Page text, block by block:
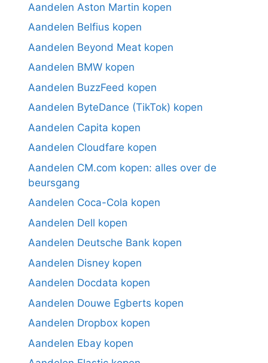
Aandelen Aston Martin kopen
Aandelen Belfius kopen
Aandelen Beyond Meat kopen
Aandelen BMW kopen
Aandelen BuzzFeed kopen
Aandelen ByteDance (TikTok) kopen
Aandelen Capita kopen
Aandelen Cloudfare kopen
Aandelen CM.com kopen: alles over de
beursgang
Aandelen Coca-Cola kopen
Aandelen Dell kopen
Aandelen Deutsche Bank kopen
Aandelen Disney kopen
Aandelen Docdata kopen
Aandelen Douwe Egberts kopen
Aandelen Dropbox kopen
Aandelen Ebay kopen